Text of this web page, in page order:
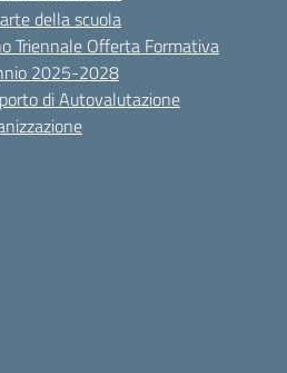
della scuola
Triennale Offerta Formativa
2025-2028
di Autovalutazione